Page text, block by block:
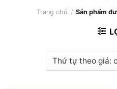
Trang chủ / Sản phẩm